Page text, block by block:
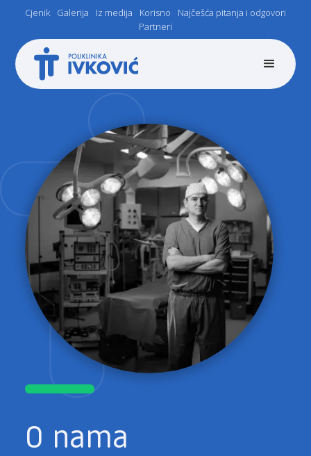
Cjenik Galerija Iz medija Korisno
Najčešća pitanja i odgovori
Partneri
O nama